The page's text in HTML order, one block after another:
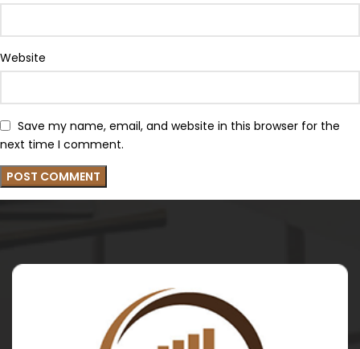
Website
Save my name, email, and website in this browser for the
next time I comment.